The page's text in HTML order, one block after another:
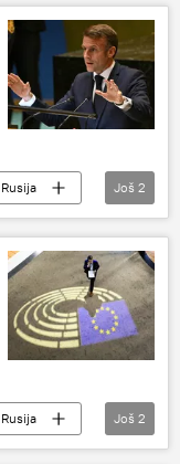
Rusija
Još 2
Rusija
Još 2